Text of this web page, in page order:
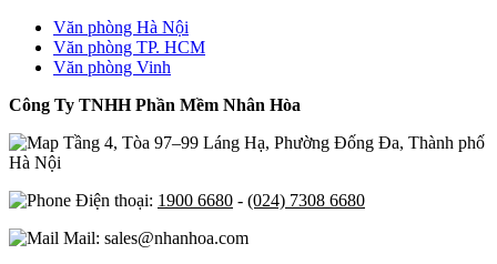
Văn phòng Hà Nội
Văn phòng TP. HCM
Văn phòng Vinh
Công Ty TNHH Phần Mềm Nhân Hòa
Tầng 4, Tòa 97–99 Láng Hạ, Phường Đống Đa, Thành phố
Hà Nội
Điện thoại: 1900 6680 - (024) 7308 6680
Mail: sales@nhanhoa.com